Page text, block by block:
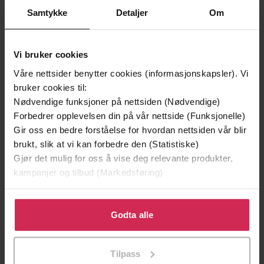
Samtykke Detaljer Om
Vi bruker cookies
Våre nettsider benytter cookies (informasjonskapsler). Vi
bruker cookies til:
Nødvendige funksjoner på nettsiden (Nødvendige)
Forbedrer opplevelsen din på vår nettside (Funksjonelle)
Gir oss en bedre forståelse for hvordan nettsiden vår blir
brukt, slik at vi kan forbedre den (Statistiske)
Gjør det mulig for oss å vise deg relevante produkter,
kampanjer og tilbud (Markedsføring)
Klikk på «Godta alle» for å gi oss ditt samtykke til å
bruke cookies for alle disse formålene. Du kan også
tilpasse ditt samtykke til spesifikke formål ved å klikke
Godta alle
Tilpass
199,-
Minnesota
EBOK
349,-
EBOK